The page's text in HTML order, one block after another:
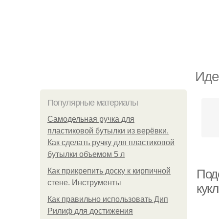
Популярные материалы
Самодельная ручка для
пластиковой бутылки из верёвки.
Как сделать ручку для пластиковой
бутылки объемом 5 л
Как прикрепить доску к кирпичной
стене. Инструменты
Как правильно использовать Дип
Рилиф для достижения